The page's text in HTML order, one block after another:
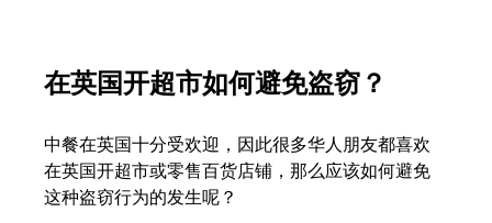
在英国开超市如何避免盗窃？
中餐在英国十分受欢迎，因此很多华人朋友都喜欢
在英国开超市或零售百货店铺，那么应该如何避免
这种盗窃行为的发生呢？